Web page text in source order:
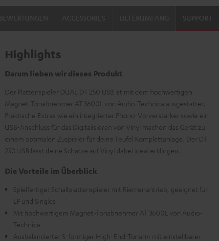
SUPPORT
Highlights
Darum lieben wir dieses Produkt
Der Plattenspieler DUAL DT 250 USB ist mit dem hochwertigen
Magnet-Tonabnehmer AT 3600L von Audio-Technica ausgestattet.
Praktische Extras wie ein integrierter Phono-Vorverstärker sowie ein
USB-Anschluss für das Digitalisieren von Vinyl machen das Gerät zu
einem optimalen Zuspieler für deine Teufel Komplettanlage. Der DT
250 USB lässt deine Schätze auf Vinyl dabei ideal erklingen.
Die Vorteile im Überblick
Spielfertiger Schallplattenspieler mit Riemenantrieb, geeignet für
LP und Singles
Mit hochwertigem Magnet-Tonabnehmer AT 3600L von Audio-
Technica
Ausbalancierter S-förmiger High-End-Tonarm mit einstellbarer